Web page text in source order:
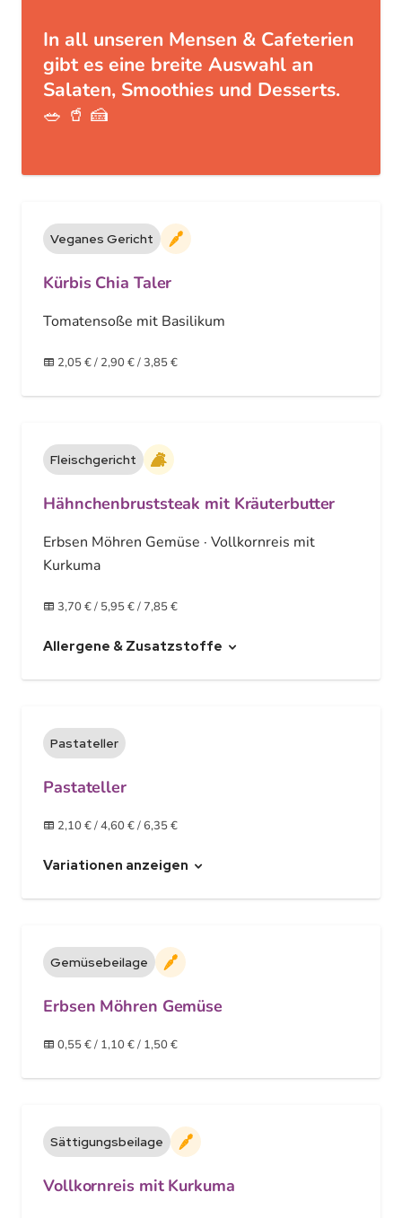
In all unseren Mensen & Cafeterien
gibt es eine breite Auswahl an
Salaten, Smoothies und Desserts.
🥗 🥤 🍰
Veganes Gericht
Vegan
Kürbis Chia Taler
Tomatensoße mit Basilikum
2,05 €/ 2,90 €/3,85 €
Fleischgericht
Geflügel
Hähnchenbruststeak mit Kräuterbutter
Erbsen Möhren Gemüse · Vollkornreis mit
Kurkuma
3,70 €/ 5,95 €/7,85 €
Allergene & Zusatzstoffe
Pastateller
Pastateller
2,10 €/4,60 €/6,35 €
Variationen anzeigen
Gemüsebeilage
Vegan
Erbsen Möhren Gemüse
0,55 €/ 1,10 €/ 1,50 €
Sättigungsbeilage
Vegan
Vollkornreis mit Kurkuma